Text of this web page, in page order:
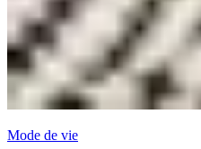
Mode de vie